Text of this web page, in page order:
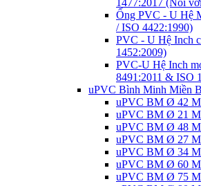
1477:2017 (Nối
Ống PVC - U Hệ
/ ISO 4422:1990)
PVC - U Hệ Inch
1452:2009)
PVC-U Hệ Inch
8491:2011 & ISO
uPVC Bình Minh Miền
uPVC BM Ø 42
uPVC BM Ø 21
uPVC BM Ø 48
uPVC BM Ø 27
uPVC BM Ø 34
uPVC BM Ø 60
uPVC BM Ø 75